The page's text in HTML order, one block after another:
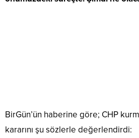
BirGün’ün haberine göre; CHP
kararını şu sözlerle değerlendirdi: